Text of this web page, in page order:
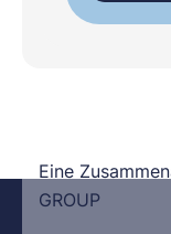
Eine
GROUP